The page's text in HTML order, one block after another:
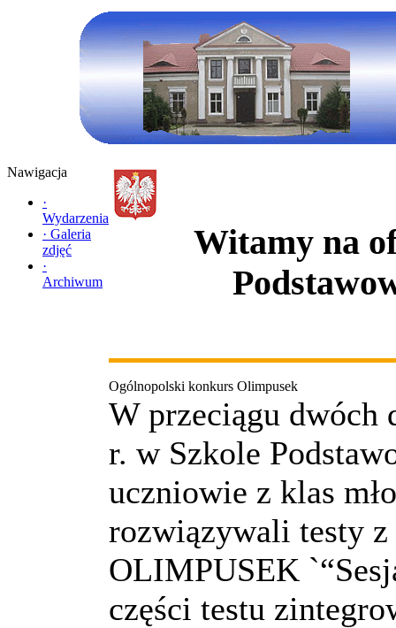
Nawigacja
·
Wydarzenia
· Galeria
zdjęć
·
Archiwum
Witamy na
Ogólnopolski konkurs Olimpusek
W przeciągu dwóch
r. w Szkole
uczniowie z klas
rozwiązywali testy
OLIMPUSEK
części testu